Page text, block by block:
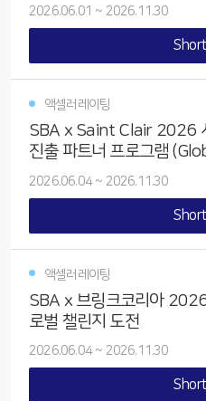
2026.06.01 ~ 2026.11.30
액셀러레이팅
SBA x Saint Clair 2026
진출 파트너 프로그램
2026.06.04~ 2026.11.30
액셀러레이팅
SBA x 브링크코리아 2026
로벌 챌린지 도전
2026.06.04~ 2026.11.30